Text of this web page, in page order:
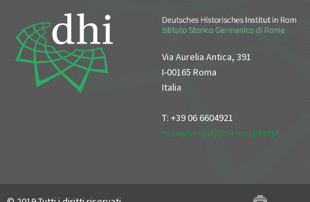
Via Aurelia Antica, 391
I-00165 Roma
Italia
T: +39 06 6604921
reception[at]dhi-roma[dot]it